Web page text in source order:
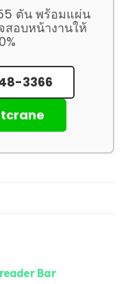
ตัน พร้อมแผ่น
สอบหน้างานให้
3366
Bar